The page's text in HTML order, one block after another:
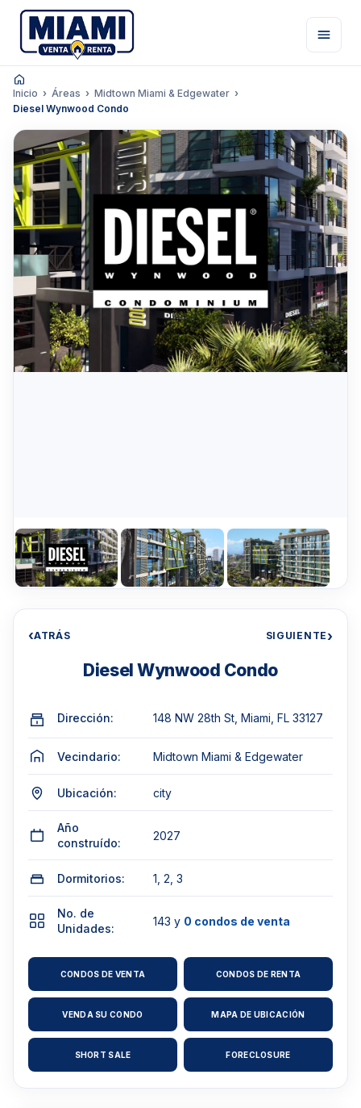
Inicio Áreas
Midtown Miami & Edgewater
Diesel Wynwood Condo
‹ATRÁS SIGUIENTE›
Diesel Wynwood Condo
Dirección: 148 NW 28th St, Miami, FL 33127
Vecindario: Midtown Miami & Edgewater
Ubicación: city
Año
construído:
2027
Dormitorios: 1, 2, 3
No. de
Unidades:
143 y 0 condos de venta
CONDOS DE VENTA CONDOS DE RENTA
VENDA SU CONDO MAPA DE UBICACIÓN
SHORT SALE FORECLOSURE